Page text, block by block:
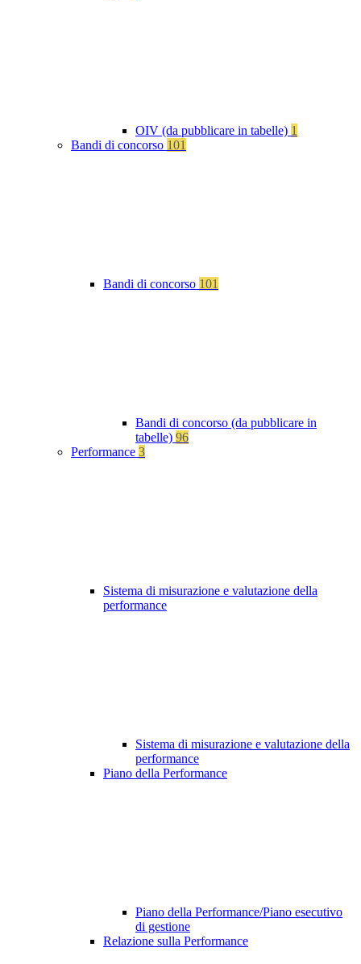
OIV (da pubblicare in tabelle) 1
Bandi di concorso 101
Bandi di concorso 101
Bandi di concorso (da pubblicare in
tabelle) 96
Performance 3
Sistema di misurazione e valutazione della
performance
Sistema di misurazione e valutazione della
performance
Piano della Performance
Piano della Performance/Piano esecutivo
di gestione
Relazione sulla Performance